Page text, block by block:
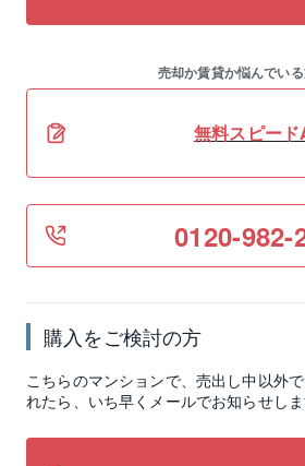
売却か賃貸か悩んでい
無料スピー
0120-982-
購入をご検討の方
こちらのマンションで、売出し中以外
れたら、いち早くメールでお知らせしま